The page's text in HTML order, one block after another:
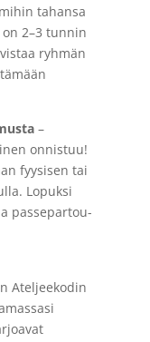
tahansa
2–3 tunnin
ryhmän
–
onnistuu!
fyysisen tai
Lopuksi
passepartou-
Ateljeekodin